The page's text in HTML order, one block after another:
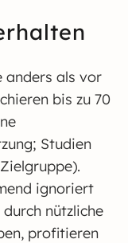
anders als vor
bis zu 70
Studien
ignoriert
nützliche
profitieren